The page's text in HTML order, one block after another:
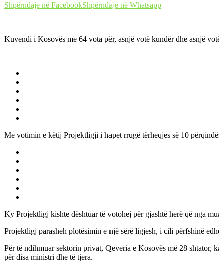
Shpërndaje në FacebookShpërndaje në Whatsapp
Kuvendi i Kosovës me 64 vota për, asnjë votë kundër dhe asnjë
Me votimin e këtij Projektligji i hapet rrugë tërheqjes së 10
Ky Projektligj kishte dështuar të votohej për gjashtë herë që nga
Projektligj parasheh plotësimin e një sërë ligjesh, i cili përfshinë
Për të ndihmuar sektorin privat, Qeveria e Kosovës më 28 shtator,
për disa ministri dhe të tjera.